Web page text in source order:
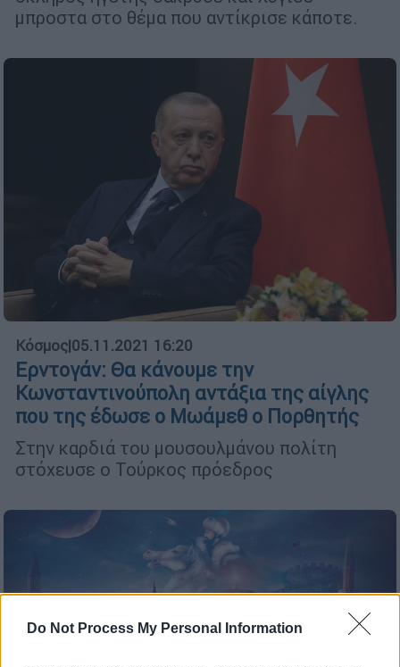
Do Not Process My Personal Information
μπροστα στο θέμα που αντίκρισε κάποτε.
Κόσμος|05.11.2021 16:20
Ερντογάν: Θα κάνουμε την
Κωνσταντινούπολη αντάξια της αίγλης
που της έδωσε ο Μωάμεθ ο Πορθητής
Στην καρδιά του μουσουλμάνου πολίτη
στόχευσε ο Τούρκος πρόεδρος